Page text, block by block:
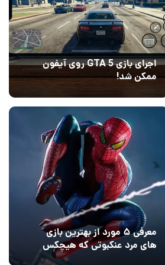
اجرای بازی GTA 5 روی آیفون
ممکن شد!
معرفی ۵ مورد از بهترین بازی
های مرد عنکبوتی که هیچکس